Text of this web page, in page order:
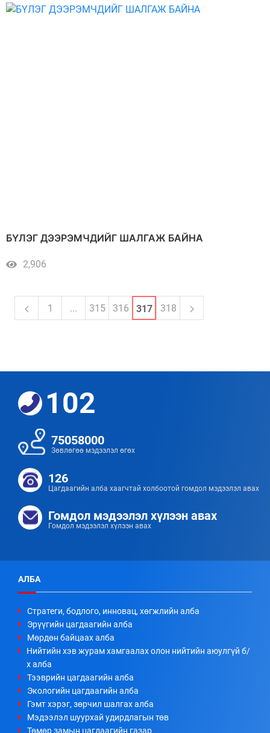
БҮЛЭГ ДЭЭРЭМЧДИЙГ ШАЛГАЖ БАЙНА
2,906
1 ... 315 316 317 318
102
75058000
Зөвлөгөө мэдээлэл өгөх
126
Цагдаагийн алба хаагчтай холбоотой гомдол мэдээлэл авах
Гомдол мэдээлэл хүлээн авах
Гомдол мэдээлэл хүлээн авах
АЛБА
Стратеги, бодлого, инновац, хөгжлийн алба
Эрүүгийн цагдаагийн алба
Мөрдөн байцаах алба
Нийтийн хэв журам хамгаалах олон нийтийн аюулгүй б/
х алба
Тээврийн цагдаагийн алба
Экологийн цагдаагийн алба
Гэмт хэрэг, зөрчил шалгах алба
Мэдээлэл шуурхай удирдлагын төв
Төмөр замын цагдаагийн газар